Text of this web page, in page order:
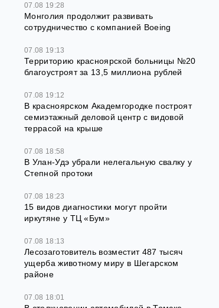
07.08 19:28
Монголия продолжит развивать
сотрудничество с компанией Boeing
07.08 19:13
Территорию красноярской больницы №20
благоустроят за 13,5 миллиона рублей
07.08 19:12
В красноярском Академгородке построят
семиэтажный деловой центр с видовой
террасой на крыше
07.08 18:58
В Улан-Удэ убрали нелегальную свалку у
Степной протоки
07.08 18:23
15 видов диагностики могут пройти
иркутяне у ТЦ «Бум»
07.08 18:13
Лесозаготовитель возместит 487 тысяч
ущерба животному миру в Шегарском
районе
07.08 18:01